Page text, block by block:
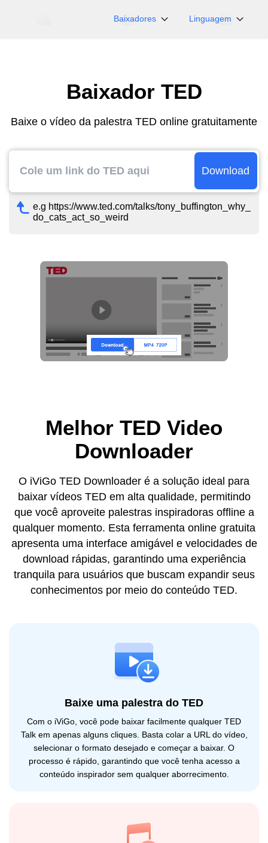
Baixadores
iFunny
OnlyFans
Linguagem
Português
Baixador TED
Baixe o vídeo da palestra TED online gratuitamente
Download
e.g https://www.ted.com/talks/tony_buffington_why_
do_cats_act_so_weird
Melhor TED Video
Downloader
O iViGo TED Downloader é a solução ideal para
baixar vídeos TED em alta qualidade, permitindo
que você aproveite palestras inspiradoras offline a
qualquer momento. Esta ferramenta online gratuita
apresenta uma interface amigável e velocidades de
download rápidas, garantindo uma experiência
tranquila para usuários que buscam expandir seus
conhecimentos por meio do conteúdo TED.
Baixe uma palestra do TED
Com o iViGo, você pode baixar facilmente qualquer TED
Talk em apenas alguns cliques. Basta colar a URL do vídeo,
selecionar o formato desejado e começar a baixar. O
processo é rápido, garantindo que você tenha acesso a
conteúdo inspirador sem qualquer aborrecimento.